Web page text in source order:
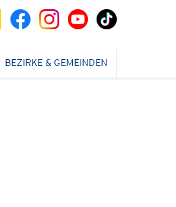
BEZIRKE & GEMEINDEN